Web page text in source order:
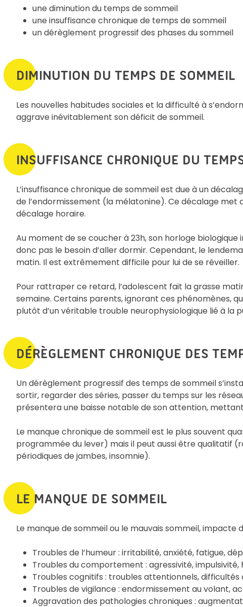
une diminution du temps de sommeil
une insuffisance chronique de temps de sommeil
un dérèglement progressif des phases du sommeil
DIMINUTION DU TEMPS DE SOMMEIL
Les nouvelles habitudes sociales et la difficulté à
aggrave inévitablement son déficit de sommeil.
INSUFFISANCE CHRONIQUE DU
L’insuffisance chronique de sommeil est due à un
de l’endormissement (la mélatonine). Ce décalage met
décalage horaire.
Au moment de se coucher à 23h, son horloge biologique
donc pas le besoin d’aller dormir. Cependant, le
matin. Il est extrêmement difficile pour lui de se réveiller.
Pour rattraper ce retard, l’adolescent fait la grasse
semaine. Certains parents, ignorant ces phénomènes,
plutôt d’un véritable trouble neurophysiologique lié à la
DÉRÈGLEMENT CHRONIQUE DES
Un dérèglement progressif des temps de sommeil
sortir, regarder des séries, passer du temps sur les
présentera une baisse notable de son attention,
Le manque chronique de sommeil est le plus souvent
programmée du lever) mais il peut aussi être qualitatif
périodiques de jambes, insomnie).
LE MANQUE DE SOMMEIL
Le manque de sommeil ou le mauvais sommeil, impacte
Troubles de l’humeur : irritabilité, anxiété, fatigue,
Troubles du comportement : agressivité,
Troubles cognitifs : troubles attentionnels,
Troubles de vigilance : endormissement au volant,
Aggravation des pathologies chroniques :